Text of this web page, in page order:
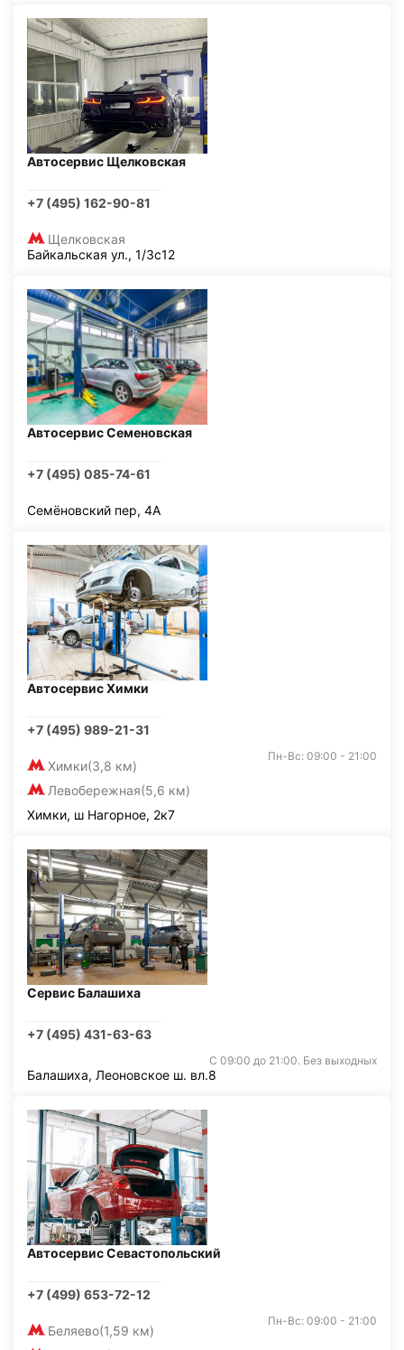
Автосервис Щелковская
+7 (495) 162-90-81
Щелковская
Байкальская ул., 1/3с12
Автосервис Семеновская
+7 (495) 085-74-61
Семёновский пер, 4А
Автосервис Химки
+7 (495) 989-21-31
Химки(3,8 км)
Левобережная(5,6 км)
Пн-Вс: 09:00 - 21:00
Химки, ш Нагорное, 2к7
Сервис Балашиха
+7 (495) 431-63-63
С 09:00 до 21:00. Без выходных
Балашиха, Леоновское ш. вл.8
Автосервис Севастопольский
+7 (499) 653-72-12
Беляево(1,59 км)
Пн-Вс: 09:00 - 21:00